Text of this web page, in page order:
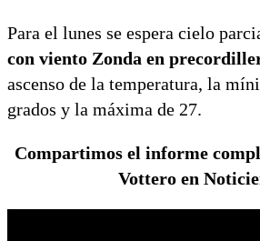
Para el lunes se espera cielo
con viento Zonda en
ascenso de la temperatura, la
grados y la máxima de 27.
Compartimos el informe
Vottero en